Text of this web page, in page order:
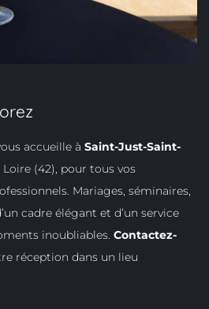
accueille à Saint-Just-Saint-
(42), pour tous vos
Mariages, séminaires,
cadre élégant et d’un service
inoubliables. Contactez-
réception dans un lieu